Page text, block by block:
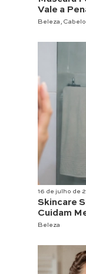
Vale a
Beleza ,
16 de julho de
Skincare
Cuidam
Beleza